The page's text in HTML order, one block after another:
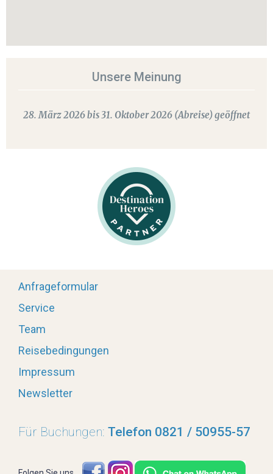
Unsere Meinung
28. März 2026 bis 31. Oktober 2026 (Abreise) geöffnet
Anfrageformular
Service
Team
Reisebedingungen
Impressum
Newsletter
Für Buchungen: Telefon 0821 / 50955-57